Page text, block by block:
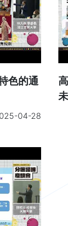
色的通
04-28